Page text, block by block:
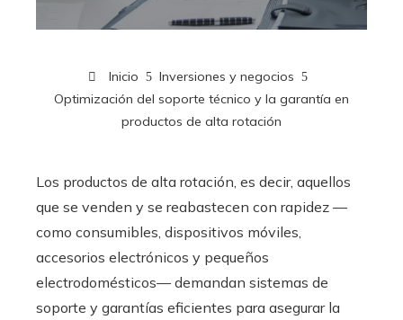
Inicio
Inversiones y negocios
Optimización del soporte técnico y la garantía en
productos de alta rotación
Los productos de alta rotación, es decir, aquellos
que se venden y se reabastecen con rapidez —
como consumibles, dispositivos móviles,
accesorios electrónicos y pequeños
electrodomésticos— demandan sistemas de
soporte y garantías eficientes para asegurar la